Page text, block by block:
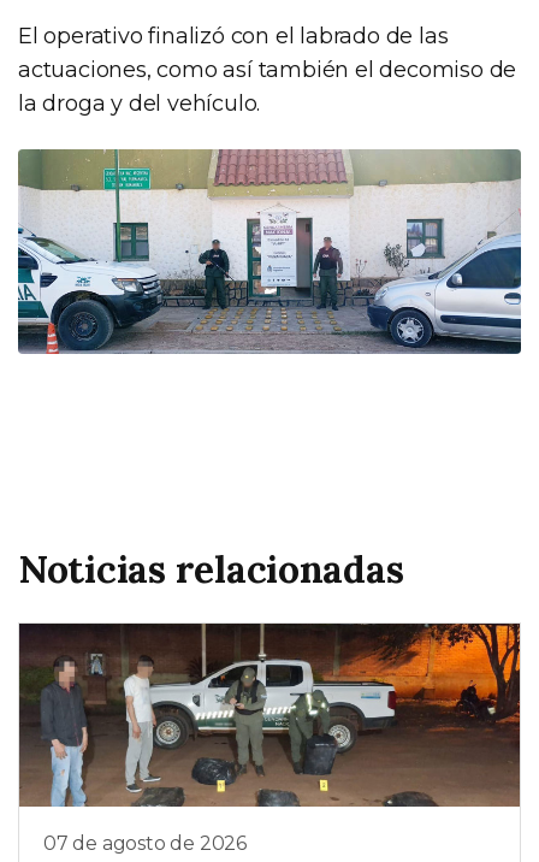
El operativo finalizó con el labrado de las
actuaciones, como así también el decomiso de
la droga y del vehículo.
Noticias relacionadas
07 de agosto de 2026